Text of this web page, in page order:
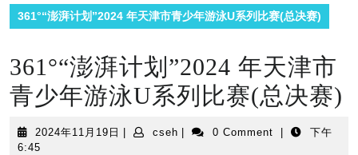
361°“澎湃计划”2024 年天津市青少年游泳U系列比赛(总决赛)
361°“澎湃计划”2024 年天津市
青少年游泳U系列比赛(总决赛)
2024年11月19日 2024
cseh cseh 0 Comment
下午
6:45